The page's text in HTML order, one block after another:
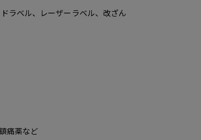
ラベル、レーザーラベル、改ざん
痛薬など